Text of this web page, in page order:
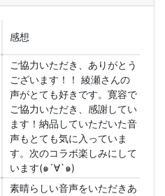
感想
ご協力いただき、ありがとう
ございます！！ 綾瀬さんの
声がとても好きです。寛容で
ご協力いただき、感謝してい
ます！納品していただいた音
声もとても気に入っていま
す。次のコラボ楽しみにして
います(๑´∀`๑)
素晴らしい音声をいただきあ